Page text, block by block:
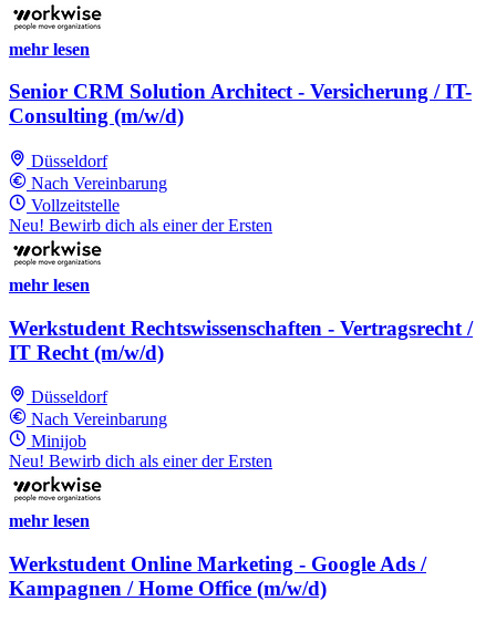
mehr lesen
Senior CRM Solution Architect - Versicherung / IT-
Consulting (m/w/d)
Düsseldorf
Nach Vereinbarung
Vollzeitstelle
Neu! Bewirb dich als einer der Ersten
mehr lesen
Werkstudent Rechtswissenschaften - Vertragsrecht /
IT Recht (m/w/d)
Düsseldorf
Nach Vereinbarung
Minijob
Neu! Bewirb dich als einer der Ersten
mehr lesen
Werkstudent Online Marketing - Google Ads /
Kampagnen / Home Office (m/w/d)